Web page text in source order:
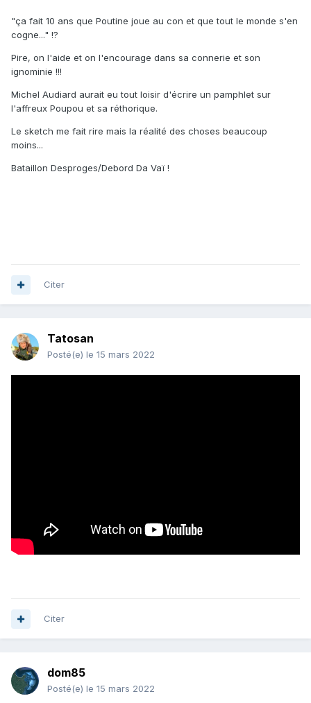
"ça fait 10 ans que Poutine joue au con et que tout le monde s'en
cogne..." !?
Pire, on l'aide et on l'encourage dans sa connerie et son
ignominie !!!
Michel Audiard aurait eu tout loisir d'écrire un pamphlet sur
l'affreux Poupou et sa réthorique.
Le sketch me fait rire mais la réalité des choses beaucoup
moins...
Bataillon Desproges/Debord Da Vaï !
Citer
Tatosan
Posté(e) le 15 mars 2022
Citer
dom85
Posté(e) le 15 mars 2022